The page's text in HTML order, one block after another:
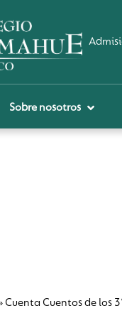
Sobre nosotros
Cuenta Cuentos de los